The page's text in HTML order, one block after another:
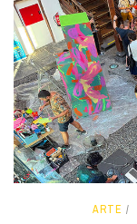
ARTE